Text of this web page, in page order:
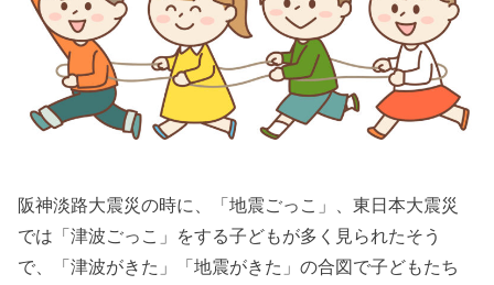
阪神淡路大震災の時に、「地震ごっこ」、東日本大震災
では「津波ごっこ」をする子どもが多く見られたそう
で、「津波がきた」「地震がきた」の合図で子どもたち